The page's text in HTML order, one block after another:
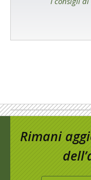
Rimani